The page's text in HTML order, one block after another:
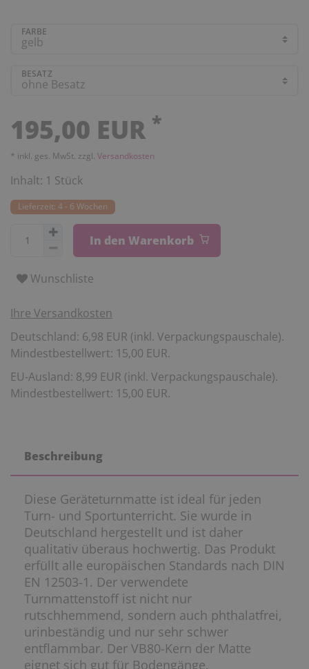
FARBE
BESATZ
195,00 EUR *
* inkl. ges. MwSt. zzgl. Versandkosten
Inhalt: 1 Stück
Lieferzeit: 4 - 6 Wochen
In den Warenkorb
Wunschliste
Ihre Versandkosten
Deutschland: 6,98 EUR (inkl. Verpackungspauschale).
Mindestbestellwert: 15,00 EUR.
EU-Ausland: 8,99 EUR (inkl. Verpackungspauschale).
Mindestbestellwert: 15,00 EUR.
Beschreibung
Diese Geräteturnmatte ist ideal für jeden
Turn- und Sportunterricht. Sie wurde in
Deutschland hergestellt und ist daher
qualitativ überaus hochwertig. Das Produkt
erfüllt alle europäischen Standards nach DIN
EN 12503-1. Der verwendete
Turnmattenstoff ist nicht nur
rutschhemmend, sondern auch phthalatfrei,
urinbeständig und nur sehr schwer
entflammbar. Der VB80-Kern der Matte
eignet sich gut für Bodengänge.